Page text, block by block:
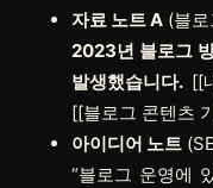
자료 노트 A (블
2023년 블로그
발생했습니다. [[
[[블로그 콘텐츠
아이디어 노트
“블로그 운영에